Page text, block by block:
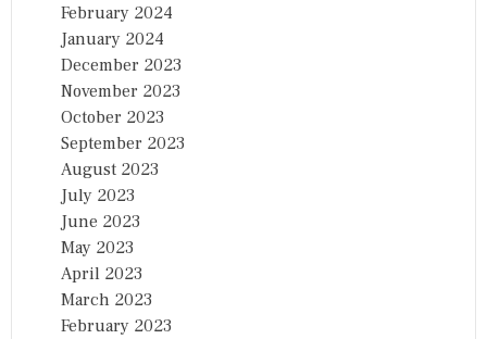
February 2024
January 2024
December 2023
November 2023
October 2023
September 2023
August 2023
July 2023
June 2023
May 2023
April 2023
March 2023
February 2023